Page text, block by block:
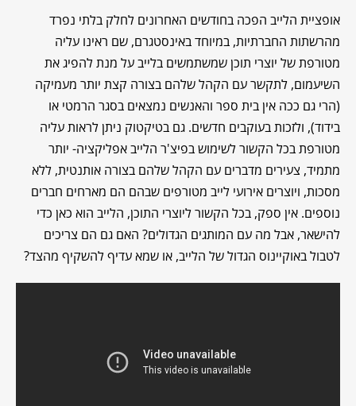
אופציית הלייב הפכה בחודשים האחרונים לחלק בלתי נפרד
מהרשתות החברתיות, במיוחד באינסטגרם, שם ראינו עליה
מטורפת של יוצרי תוכן שמשתמשים בלייב על מנת להפיג את
השיעמום, לתקשר עם הקהל שלהם בצורה קצת יותר מעמיקה
(הרי גם ככה אין בית ספר והאנשים נמצאים בסגר הרמטי או
בידוד), ולזכות בעוקבים חדשים. גם בטיקטוק ניתן לראות עליה
מטורפת בכל הקשור לשימוש בפיצ'ר הלייב אפליקציה- יותר
מתמיד, צעירים מדברים עם הקהל שלהם בצורה אותנטית, ללא
מסכות, ויוצרים אירועי לייב מטורפים שבהם הם מארחים חברים
נוספים. אין ספק, בכל הקשור ליוצרי התוכן, הלייב הוא כאן כדי
להישאר, אבל מה עם המותגים הגדולים? האם גם הם צריכים
לטבול באוקיינוס הגדול של הלייב, או שמא עדיף להשקיף מהצד?